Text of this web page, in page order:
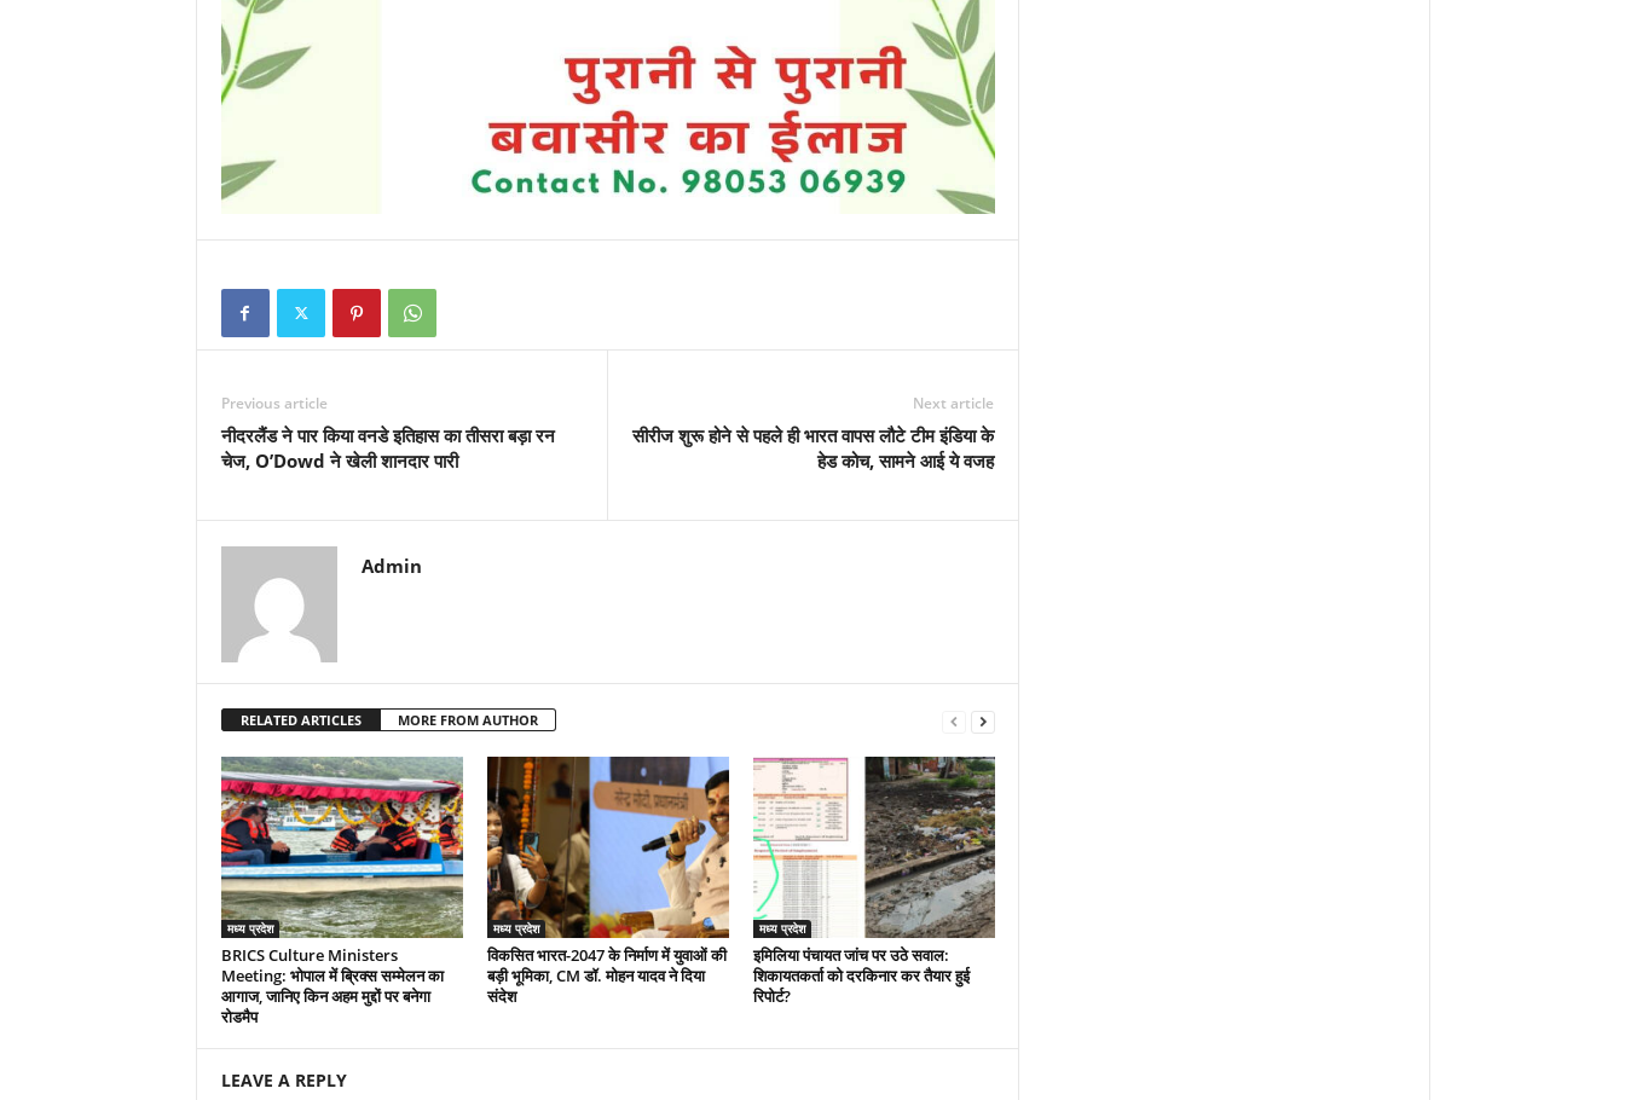
Previous article
नीदरलैंड ने पार किया वनडे इतिहास का तीसरा बड़ा रन
चेज, O’Dowd ने खेली शानदार पारी
Next article
सीरीज शुरू होने से पहले ही भारत वापस लौटे टीम इंडिया के
हेड कोच, सामने आई ये वजह
Admin
RELATED ARTICLES MORE FROM AUTHOR
मध्य प्रदेश
BRICS Culture Ministers
Meeting: भोपाल में ब्रिक्स सम्मेलन का
आगाज, जानिए किन अहम मुद्दों पर बनेगा
रोडमैप
मध्य प्रदेश
विकसित भारत-2047 के निर्माण में युवाओं की
बड़ी भूमिका, CM डॉ. मोहन यादव ने दिया
संदेश
मध्य प्रदेश
इमिलिया पंचायत जांच पर उठे सवाल:
शिकायतकर्ता को दरकिनार कर तैयार हुई
रिपोर्ट?
LEAVE A REPLY